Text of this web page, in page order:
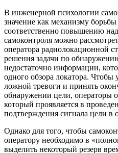
В инженерной психологии
значение как механизму
соответственно повышению
самоконтроля можно
оператора радиолокационной
решения задачи по
недостаточно информации,
одного обзора локатора. Чтобы
ложной тревоги и принять
обнаружении цели, операторы
который проявляется в
подтверждения сигнала цели в
Однако для того, чтобы
оператору необходимо в
выделить некоторый резерв